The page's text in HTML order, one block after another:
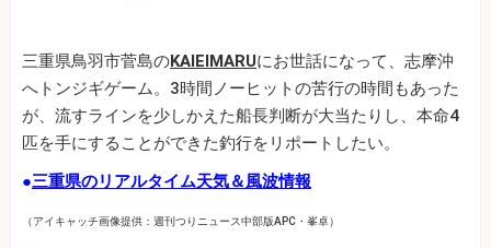
三重県鳥羽市菅島のKAIEIMARUにお世話になって、志摩沖
へトンジギゲーム。3時間ノーヒットの苦行の時間もあった
が、流すラインを少しかえた船長判断が大当たりし、本命4
匹を手にすることができた釣行をリポートしたい。
●三重県のリアルタイム天気＆風波情報
（アイキャッチ画像提供：週刊つりニュース中部版APC・峯卓）